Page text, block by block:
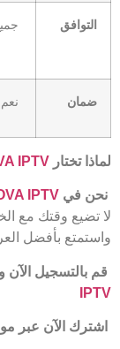
التوافق
ضمان نعم
لماذا تختار IPTV
نحن في IPTV
لا تضيع وقتك مع
واستمتع بأفضل
قم بالتسجيل الآن
IPTV
اشترك الآن عبر